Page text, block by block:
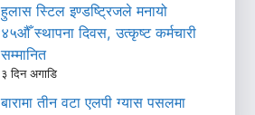
हुलास स्टिल इण्डष्ट्रिजले मनायो
४५औँ स्थापना दिवस, उत्कृष्ट कर्मचारी
सम्मानित
३ दिन अगाडि
बारामा तीन वटा एलपी ग्यास पसलमा